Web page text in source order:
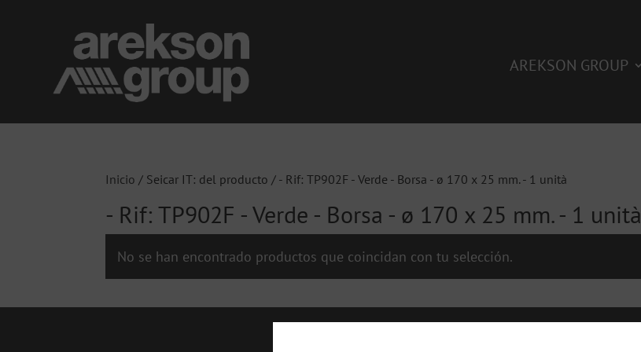
AREKSON GROUP
Inicio / Seicar IT: del producto / - Rif: TP902F - Verde - Borsa - ø 170 x 25 mm. - 1 unità
- Rif: TP902F - Verde - Borsa - ø 170 x 25 mm. - 1 unità
No se han encontrado productos que coincidan con tu selección.